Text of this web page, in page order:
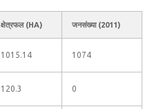
क्षेत्रफल (HA) जनसंख्या (2011)
1015.14 1074
120.3 0